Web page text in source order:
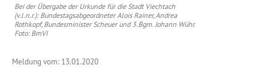
Bei der Übergabe der Urkunde für die Stadt Viechtach
(v.l.n.r.): Bundestagsabgeordneter Alois Rainer, Andrea
Rothkopf, Bundesminister Scheuer und 3.Bgm. Johann Wühr.
Foto: BmVI
Meldung vom: 13.01.2020